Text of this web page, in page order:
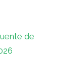
de